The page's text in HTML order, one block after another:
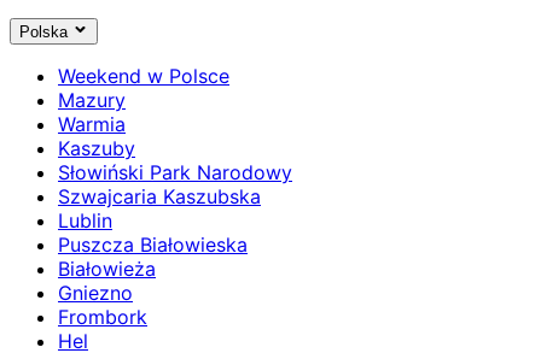
Polska
Weekend w Polsce
Mazury
Warmia
Kaszuby
Słowiński Park Narodowy
Szwajcaria Kaszubska
Lublin
Puszcza Białowieska
Białowieża
Gniezno
Frombork
Hel